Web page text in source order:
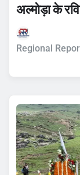
अल्मोड़ा के
Regional